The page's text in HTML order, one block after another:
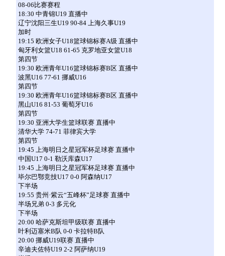
08-06比赛赛程
18:30 中青锦U19 直播中
辽宁沈阳三生U19 90-84 上海久事U19
加时
19:15 欧洲女子U18篮球锦标赛A级 直播中
匈牙利女篮U18 61-65 克罗地亚女篮U18
第四节
19:30 欧洲青年U16篮球锦标赛B区 直播中
波黑U16 77-61 挪威U16
第四节
19:30 欧洲青年U16篮球锦标赛B区 直播中
黑山U16 81-53 葡萄牙U16
第四节
19:30 亚洲大学生篮球联赛 直播中
清华大学 74-71 菲律宾大学
第四节
19:45 上海明日之星冠军杯足球赛 直播中
中国U17 0-1 勒沃库森U17
19:45 上海明日之星冠军杯足球赛 直播中
毕尔巴鄂竞技U17 0-0 阿森纳U17
下半场
19:55 贵州·紫云“五峰杯”足球赛 直播中
半场兄弟 0-3 多元化
下半场
20:00 哈萨克斯坦甲级联赛 直播中
叶利迈塞米B队 0-0 卡拉特B队
20:00 挪威U19联赛 直播中
辛迪夫佐特U19 2-2 阿萨纳U19